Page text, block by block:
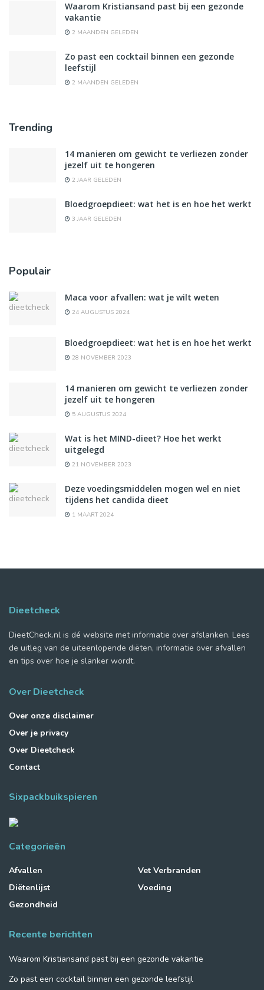
Waarom Kristiansand past bij een gezonde
vakantie
2 MAANDEN GELEDEN
Zo past een cocktail binnen een gezonde
leefstijl
2 MAANDEN GELEDEN
Trending
14 manieren om gewicht te verliezen zonder
jezelf uit te hongeren
2 JAAR GELEDEN
Bloedgroepdieet: wat het is en hoe het werkt
3 JAAR GELEDEN
Populair
Maca voor afvallen: wat je wilt weten
24 AUGUSTUS 2024
Bloedgroepdieet: wat het is en hoe het werkt
28 NOVEMBER 2023
14 manieren om gewicht te verliezen zonder
jezelf uit te hongeren
5 AUGUSTUS 2024
Wat is het MIND-dieet? Hoe het werkt
uitgelegd
21 NOVEMBER 2023
Deze voedingsmiddelen mogen wel en niet
tijdens het candida dieet
1 MAART 2024
Dieetcheck
DieetCheck.nl is dé website met informatie over afslanken. Lees
de uitleg van de uiteenlopende diëten, informatie over afvallen
en tips over hoe je slanker wordt.
Over Dieetcheck
Over onze disclaimer
Over je privacy
Over Dieetcheck
Contact
Sixpackbuikspieren
Categorieën
Afvallen
Diëtenlijst
Gezondheid
Vet Verbranden
Voeding
Recente berichten
Waarom Kristiansand past bij een gezonde vakantie
Zo past een cocktail binnen een gezonde leefstijl